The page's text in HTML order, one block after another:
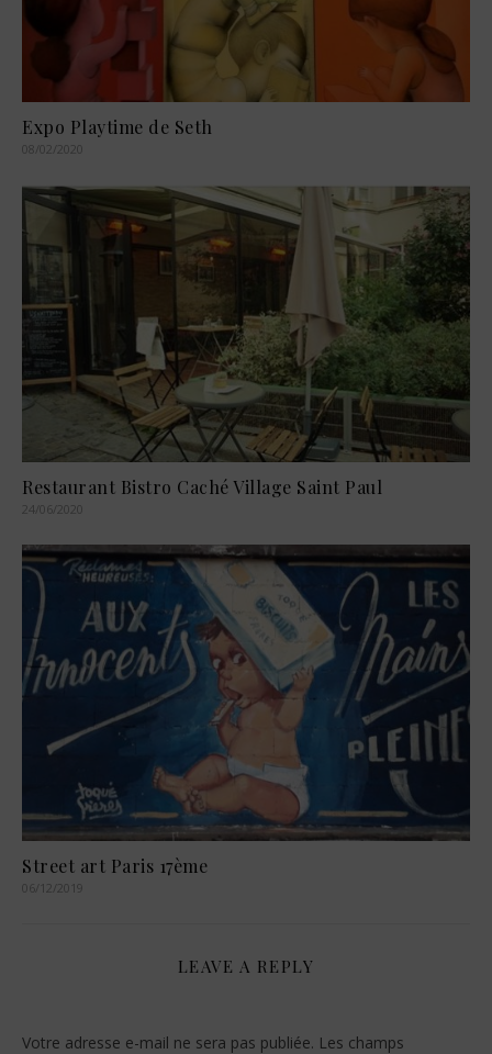
Expo Playtime de Seth
08/02/2020
Restaurant Bistro Caché Village Saint Paul
24/06/2020
Street art Paris 17ème
06/12/2019
LEAVE A REPLY
Votre adresse e-mail ne sera pas publiée. Les champs